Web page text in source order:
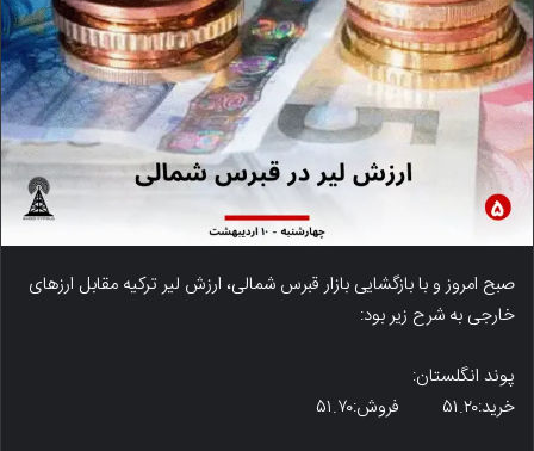
صبح امروز و با بازگشایی بازار قبرس شمالی، ارزش لیر ترکیه مقابل ارزهای
خارجی به شرح زیر بود:
پوند انگلستان:
خرید:۵۱.۲۰ فروش:۵۱.۷۰